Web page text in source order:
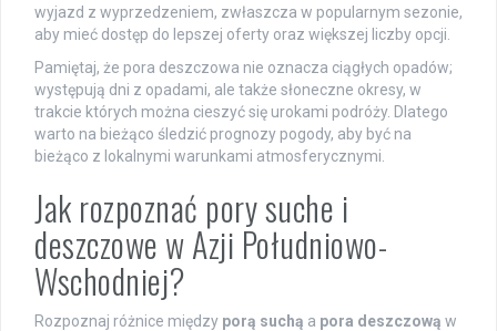
wyjazd z wyprzedzeniem, zwłaszcza w popularnym sezonie,
aby mieć dostęp do lepszej oferty oraz większej liczby opcji.
Pamiętaj, że pora deszczowa nie oznacza ciągłych opadów;
występują dni z opadami, ale także słoneczne okresy, w
trakcie których można cieszyć się urokami podróży. Dlatego
warto na bieżąco śledzić prognozy pogody, aby być na
bieżąco z lokalnymi warunkami atmosferycznymi.
Jak rozpoznać pory suche i
deszczowe w Azji Południowo-
Wschodniej?
Rozpoznaj różnice między porą suchą a pora deszczową w